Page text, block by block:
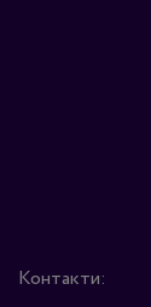
Контакти: